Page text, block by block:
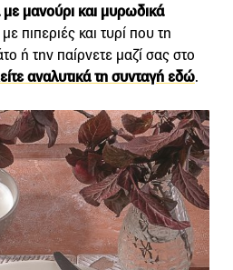
μανούρι και μυρωδικά
πιπεριές και τυρί που τη
ή την παίρνετε μαζί σας στο
αναλυτικά τη συνταγή εδώ.